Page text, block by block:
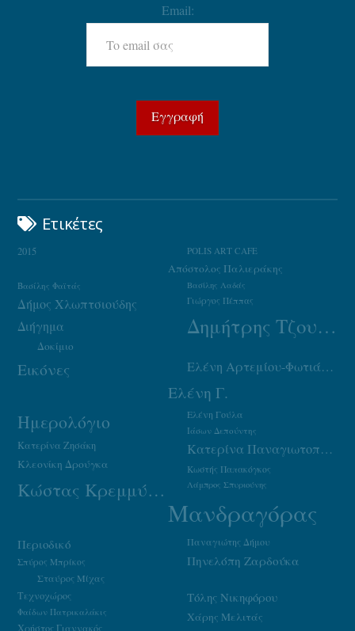
Email:
Ετικέτες
2015 POLIS ART CAFE
Απόστολος Παλιεράκης
Βασίλης Λαδάς
Βασίλης Φαϊτάς
Γιώργος Πέππας
Δήμος Χλωπτσιούδης
Δημήτρης Τζουμάκας
Διήγημα
Δοκίμιο
Εικόνες Ελένη Αρτεμίου-Φωτιάδου
Ελένη Γ.
Ελένη Γούλα
Ημερολόγιο Ιάσων Δεπούντης
Κατερίνα Ζησάκη Κατερίνα Παναγιωτοπούλου
Κλεονίκη Δρούγκα Κωστής Παπακόγκος
Κώστας Κρεμμύδας Λάμπρος Σπυριούνης
Μανδραγόρας
Παναγιώτης Δήμου
Περιοδικό
Πηνελόπη Ζαρδούκα
Σπύρος Μπρίκος
Σταύρος Μίχας
Τεχνοχώρος
Τόλης Νικηφόρου
Φαίδων Πατρικαλάκις Χάρης Μελιτάς
Χρήστος Γιαννακός